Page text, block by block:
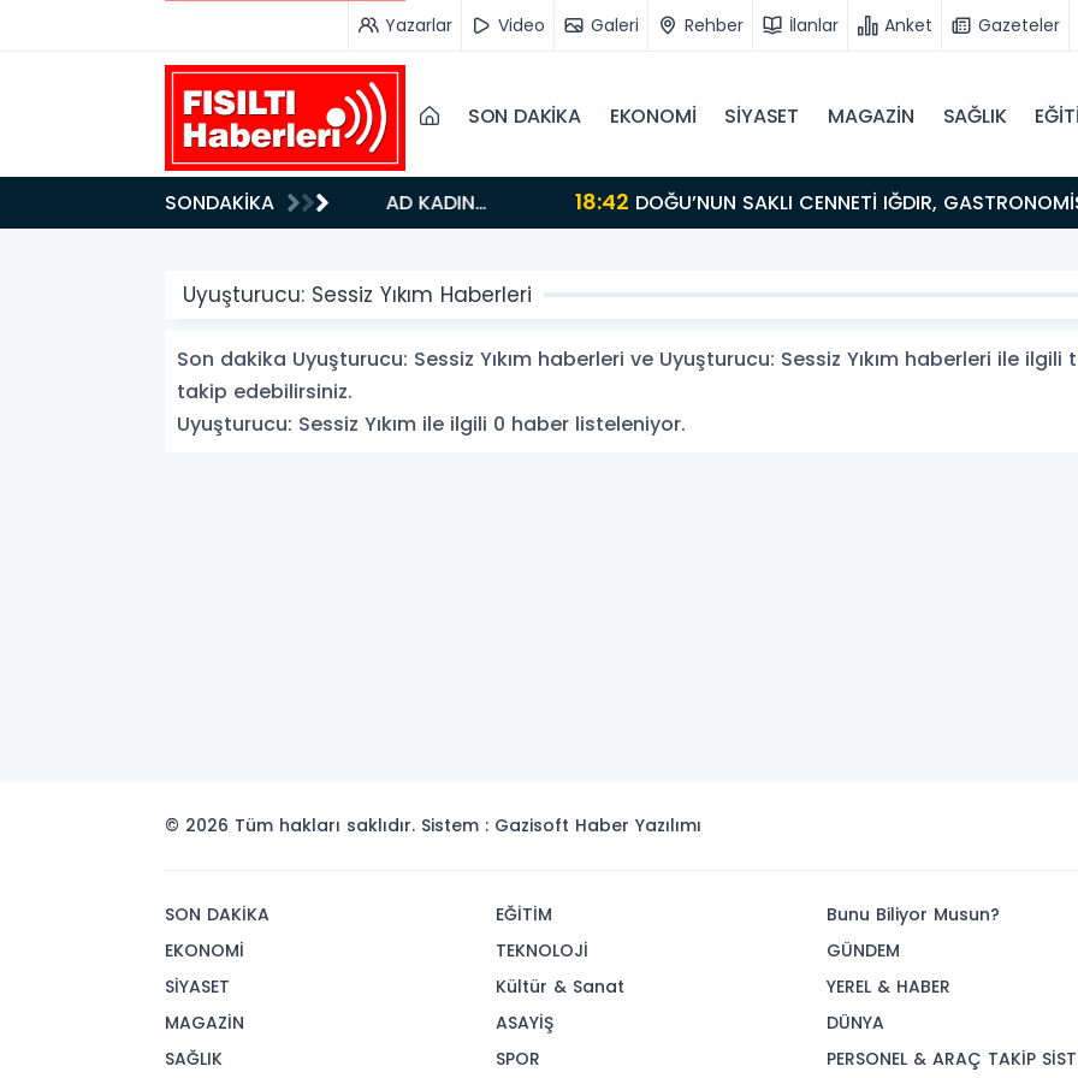
Yazarlar Video Galeri Rehber İlanlar Anket Gazeteler
SON DAKİKA EKONOMİ SİYASET MAGAZİN SAĞLIK
SONDAKİKA 18:42DOĞU’NUN SAKLI CENNETİ IĞDIR, GASTRONOMİSİYLE GÖZ DOLDURUYOR: KAFKAS VE ANADOLU
KÜLTÜRÜNÜN BULUŞMA NOKTASI
Uyuşturucu: Sessiz Yıkım Haberleri
Son dakika Uyuşturucu: Sessiz Yıkım haberleri ve Uyuşturucu: Sessiz Yıkım haberleri ile
takip edebilirsiniz.
Uyuşturucu: Sessiz Yıkım ile ilgili 0 haber listeleniyor.
© 2026 Tüm hakları saklıdır. Sistem : Gazisoft Haber Yazılımı
SON DAKİKA
EKONOMİ
SİYASET
MAGAZİN
SAĞLIK
EĞİTİM
TEKNOLOJİ
Kültür & Sanat
ASAYİŞ
SPOR
Bunu Biliyor Musun?
GÜNDEM
YEREL & HABER
DÜNYA
PERSONEL & ARAÇ TAKİP